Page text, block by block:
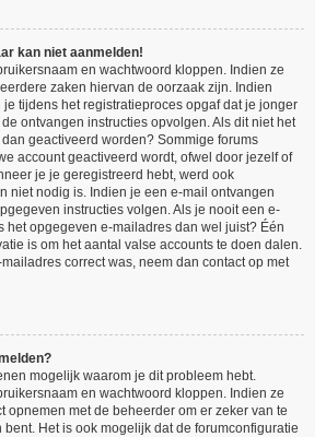
kan niet aanmelden!
en wachtwoord kloppen. Indien ze
zaken hiervan de oorzaak zijn. Indien
je tijdens het registratieproces opgaf dat je jonger
ontvangen instructies opvolgen. Als dit niet het
geactiveerd worden? Sommige forums
account geactiveerd wordt, ofwel door jezelf of
je je geregistreerd hebt, werd ook
niet nodig is. Indien je een e-mail ontvangen
instructies volgen. Als je nooit een e-
het opgegeven e-mailadres dan wel juist? Één
is om het aantal valse accounts te doen dalen.
correct was, neem dan contact op met
mogelijk waarom je dit probleem hebt.
en wachtwoord kloppen. Indien ze
opnemen met de beheerder om er zeker van te
Het is ook mogelijk dat de forumconfiguratie